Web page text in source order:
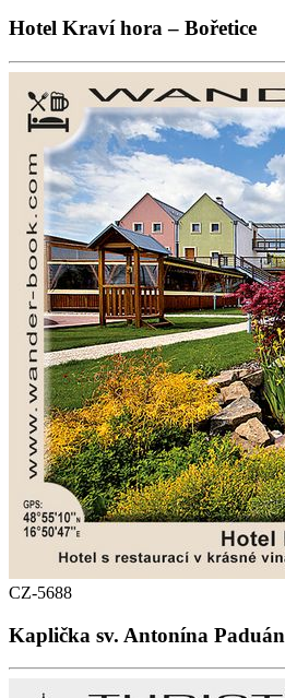
Hotel Kraví hora – Bořetice
CZ-5688
Kaplička sv. Antonína